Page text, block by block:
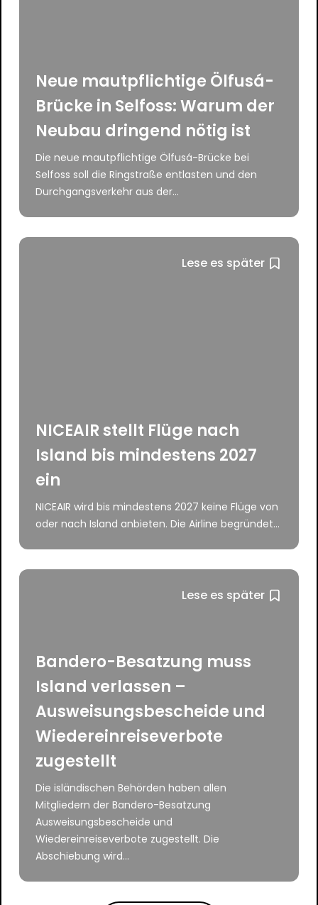
Neue mautpflichtige Ölfusá-
Brücke in Selfoss: Warum der
Neubau dringend nötig ist
Die neue mautpflichtige Ölfusá-Brücke bei
Selfoss soll die Ringstraße entlasten und den
Durchgangsverkehr aus der...
Lese es später
NICEAIR stellt Flüge nach
Island bis mindestens 2027
ein
NICEAIR wird bis mindestens 2027 keine Flüge von
oder nach Island anbieten. Die Airline begründet...
Lese es später
Bandero-Besatzung muss
Island verlassen –
Ausweisungsbescheide und
Wiedereinreiseverbote
zugestellt
Die isländischen Behörden haben allen
Mitgliedern der Bandero-Besatzung
Ausweisungsbescheide und
Wiedereinreiseverbote zugestellt. Die
Abschiebung wird...